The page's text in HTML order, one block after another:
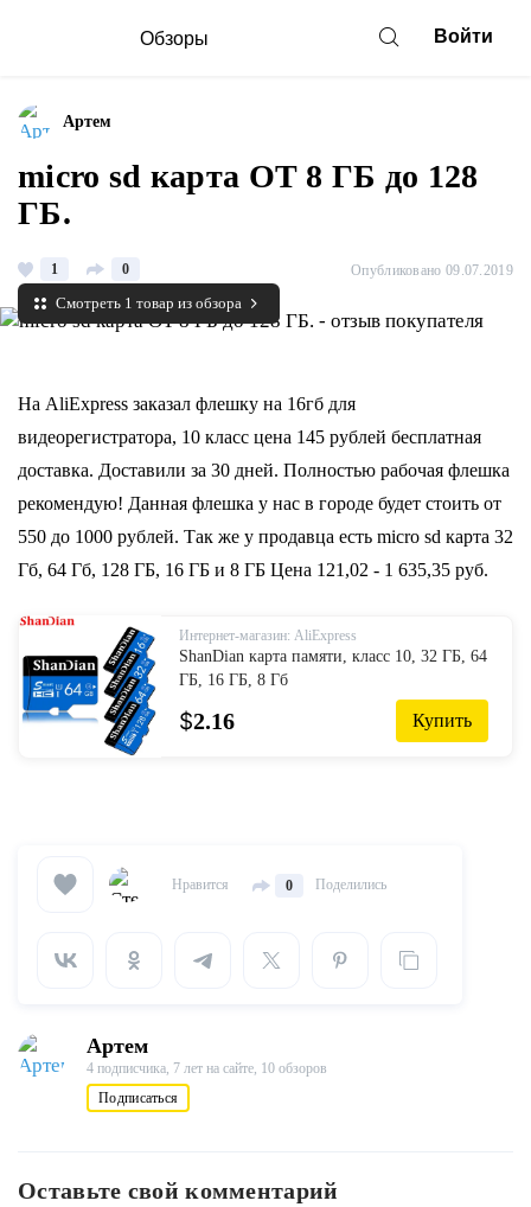
Обзоры Войти
Артем
micro sd карта ОТ 8 ГБ до 128
ГБ.
1 0 Опубликовано 09.07.2019
Смотреть 1 товар из обзора
На AliExpress заказал флешку на 16гб для
видеорегистратора, 10 класс цена 145 рублей бесплатная
доставка. Доставили за 30 дней. Полностью рабочая флешка
рекомендую! Данная флешка у нас в городе будет стоить от
550 до 1000 рублей. Так же у продавца есть micro sd карта 32
Гб, 64 Гб, 128 ГБ, 16 ГБ и 8 ГБ Цена 121,02 - 1 635,35 руб.
Интернет-магазин: AliExpress
ShanDian карта памяти, класс 10, 32 ГБ, 64
ГБ, 16 ГБ, 8 Гб
$2.16 Купить
Нравится 0 Поделились
Артем
4 подписчика, 7 лет на сайте, 10 обзоров
Подписаться
Оставьте свой комментарий